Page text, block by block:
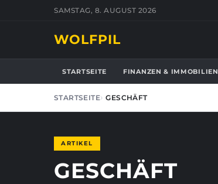
SAMSTAG, 8. AUGUST 2026
WOLFPIL
STARTSEITE FINANZEN & IMMOBILIEN
STARTSEITE GESCHÄFT
ARTIKEL
GESCHÄFT